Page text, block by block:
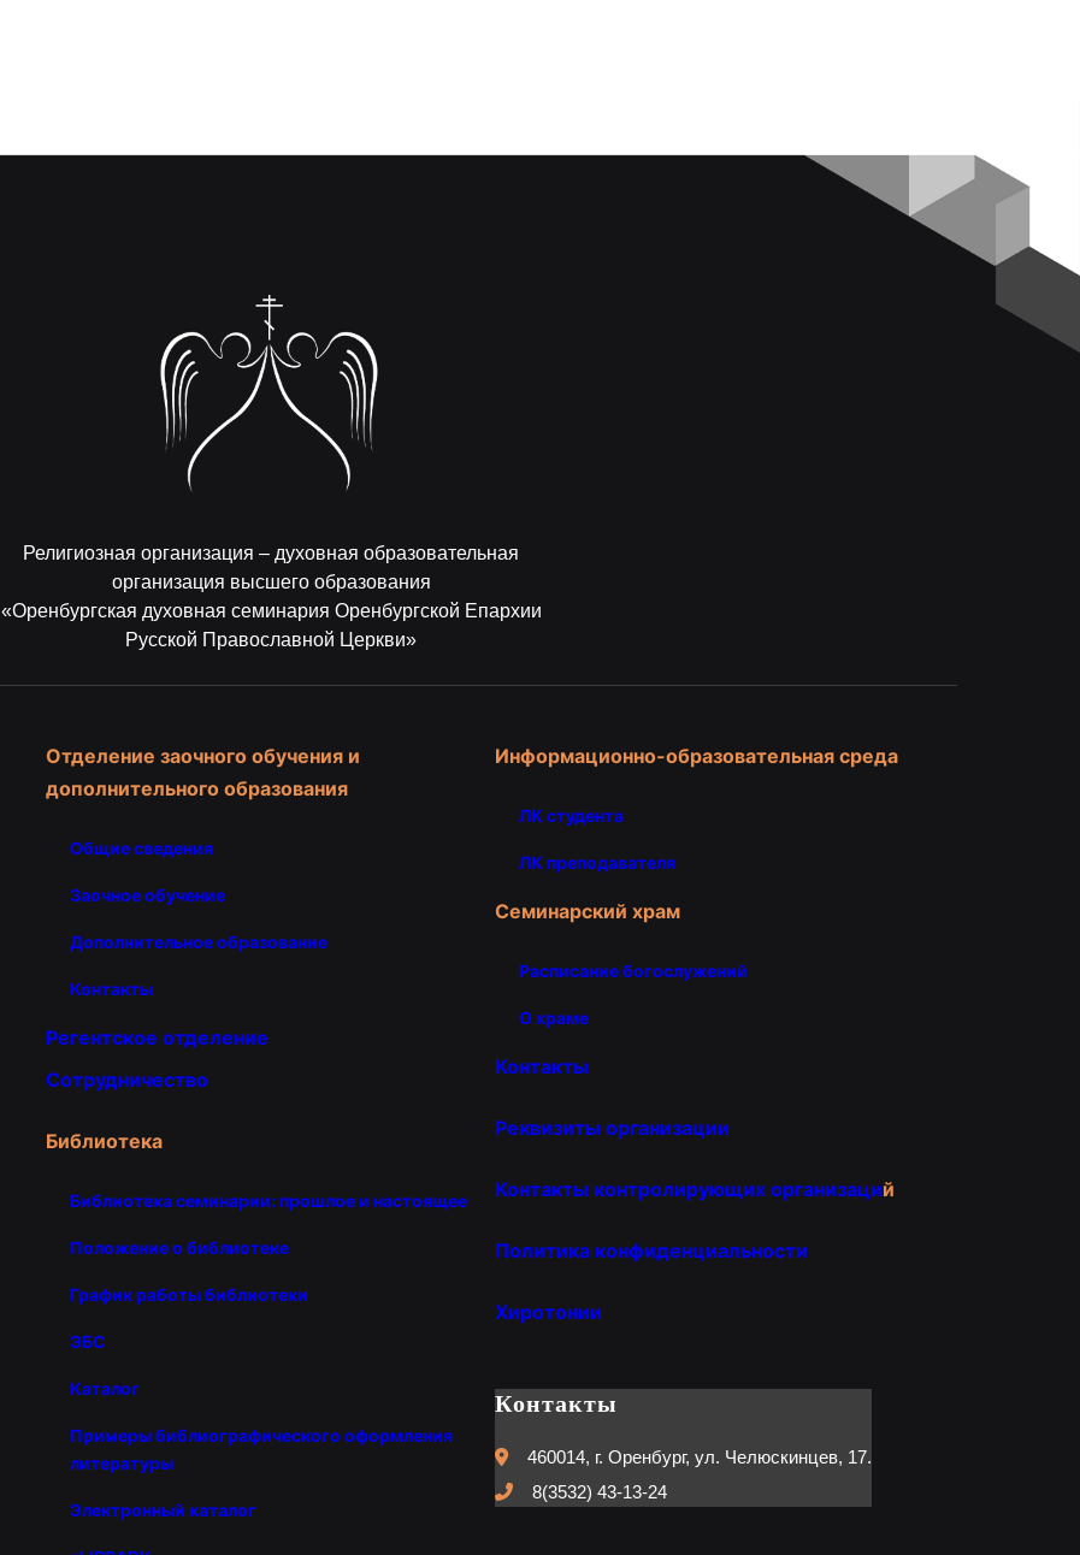
Религиозная организация – духовная образовательная
организация высшего образования
«Оренбургская духовная семинария Оренбургской Епархии
Русской Православной Церкви»
Отделение заочного обучения и
дополнительного образования
Общие сведения
Заочное обучение
Дополнительное образование
Контакты
Регентское отделение
Сотрудничество
Библиотека
Библиотека семинарии: прошлое и настоящее
Положение о библиотеке
График работы библиотеки
ЭБС
Каталог
Примеры библиографического оформления
литературы
Электронный каталог
Информационно-образовательная среда
ЛК студента
ЛК преподавателя
Семинарский храм
Расписание богослужений
О храме
Контакты
Реквизиты организации
Контакты контролирующих организаций
Политика конфиденциальности
Хиротонии
Контакты
460014, г. Оренбург, ул. Челюскинцев, 17.
8(3532) 43-13-24